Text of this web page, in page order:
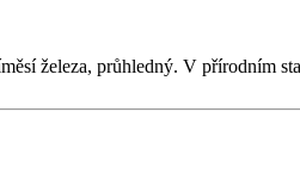
železa, průhledný. V přírodním